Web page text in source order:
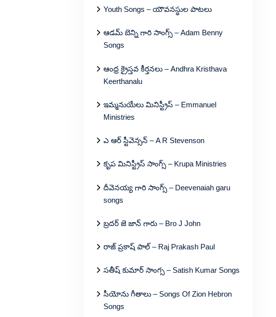
Youth Songs – యౌవనస్థుల పాటలు
ఆడమ్ బెన్ని గారి సాంగ్స్ – Adam Benny
Songs
ఆంధ్ర క్రైస్తవ కీర్తనలు – Andhra Kristhava
Keerthanalu
ఇమ్మనుయేలు మినిస్ట్రీస్ – Emmanuel
Ministries
ఎ ఆర్ స్టీవెన్సన్ – A R Stevenson
కృప మినిస్ట్రీస్ సాంగ్స్ – Krupa Ministries
దీవెనయ్య గారి సాంగ్స్ – Deevenaiah garu
songs
బ్రదర్ జె జాన్ గారు – Bro J John
రాజ్ ప్రకాష్ పాల్ – Raj Prakash Paul
సతీష్ కుమార్ సాంగ్స – Satish Kumar Songs
సీయోను గీతాలు – Songs Of Zion Hebron
Songs